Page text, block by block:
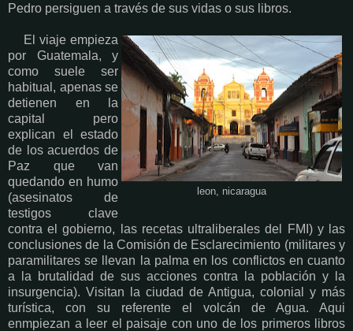
Pedro persiguen a través de sus vidas o sus libros.
leon, nicaragua
El viaje empieza
por Guatemala, y
como suele ser
habitual, apenas se
detienen en la
capital pero
explican el estado
de los acuerdos de
Paz que van
quedando en humo
(asesinatos de
testigos clave
contra el gobierno, las recetas ultraliberales del FMI) y las
conclusiones de la Comisión de Esclarecimiento (militares y
paramilitares se llevan la palma en los conflictos en cuanto
a la brutalidad de sus acciones contra la población y la
insurgencia). Visitan la ciudad de Antigua, colonial y más
turística, con su referente el volcán de Agua. Aqui
enmpiezan a leer el paisaje con uno de los primeros libros